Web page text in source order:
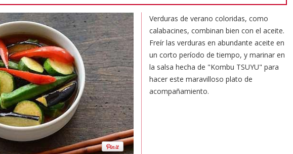
Verduras de verano coloridas, como
calabacines, combinan bien con el aceite.
Freír las verduras en abundante aceite en
un corto período de tiempo, y marinar en
la salsa hecha de "Kombu TSUYU" para
hacer este maravilloso plato de
acompañamiento.